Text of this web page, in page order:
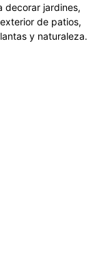
decorar jardines,
de patios,
y naturaleza.